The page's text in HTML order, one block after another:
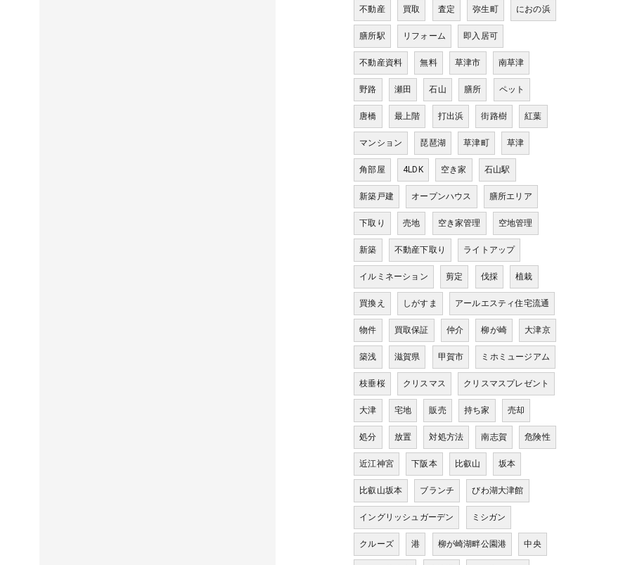
不動産 買取 査定 弥生町 におの浜
膳所駅 リフォーム 即入居可
不動産資料 無料 草津市 南草津
野路 瀬田 石山 膳所 ペット
唐橋 最上階 打出浜 街路樹 紅葉
マンション 琵琶湖 草津町 草津
角部屋 4LDK 空き家 石山駅
新築戸建 オープンハウス 膳所エリア
下取り 売地 空き家管理 空地管理
新築 不動産下取り ライトアップ
イルミネーション 剪定 伐採 植栽
買換え しがすま アールエスティ住宅流通
物件 買取保証 仲介 柳が崎 大津京
築浅 滋賀県 甲賀市 ミホミュージアム
枝垂桜 クリスマス クリスマスプレゼント
大津 宅地 販売 持ち家 売却
処分 放置 対処方法 南志賀 危険性
近江神宮 下阪本 比叡山 坂本
比叡山坂本 ブランチ びわ湖大津館
イングリッシュガーデン ミシガン
クルーズ 港 柳が崎湖畔公園港 中央